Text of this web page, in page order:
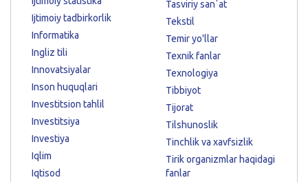
Ijtimoiy tadbirkorlik
Informatika
Ingliz tili
Innovatsiyalar
Inson huquqlari
Investitsion tahlil
Investitsiya
Investiya
Iqlim
Iqtisod
Tasviriy sanʼat
Tekstil
Temir yo'llar
Texnik fanlar
Texnologiya
Tibbiyot
Tijorat
Tilshunoslik
Tinchlik va xavfsizlik
Tirik organizmlar haqidagi
fanlar